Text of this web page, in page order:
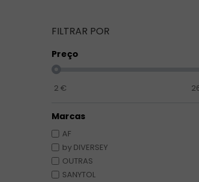
FILTRAR POR
Preço
2 €
Marcas
AF
by DIVERSEY
OUTRAS
SANYTOL